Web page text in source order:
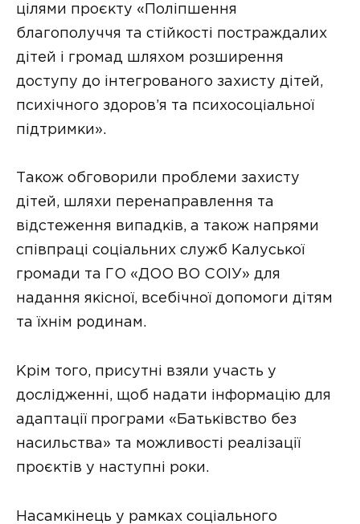
цілями проєкту «Поліпшення
благополуччя та стійкості постраждалих
дітей і громад шляхом розширення
доступу до інтегрованого захисту дітей,
психічного здоров’я та психосоціальної
підтримки».
Також обговорили проблеми захисту
дітей, шляхи перенаправлення та
відстеження випадків, а також напрями
співпраці соціальних служб Калуської
громади та ГО «ДОО ВО СОІУ» для
надання якісної, всебічної допомоги дітям
та їхнім родинам.
Крім того, присутні взяли участь у
дослідженні, щоб надати інформацію для
адаптації програми «Батьківство без
насильства» та можливості реалізації
проєктів у наступні роки.
Насамкінець у рамках соціального